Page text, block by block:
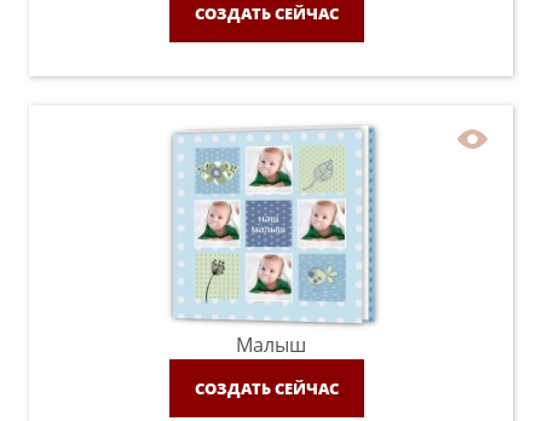
СОЗДАТЬ СЕЙЧАС
Малыш
СОЗДАТЬ СЕЙЧАС